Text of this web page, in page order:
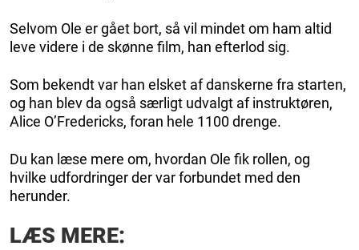
Selvom Ole er gået bort, så vil mindet om ham altid
leve videre i de skønne film, han efterlod sig.
Som bekendt var han elsket af danskerne fra starten,
og han blev da også særligt udvalgt af instruktøren,
Alice O’Fredericks, foran hele 1100 drenge.
Du kan læse mere om, hvordan Ole fik rollen, og
hvilke udfordringer der var forbundet med den
herunder.
LÆS MERE: